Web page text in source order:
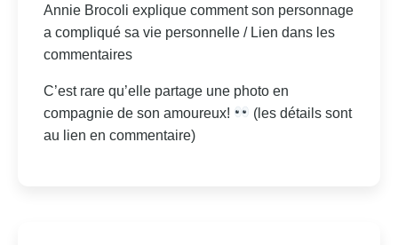
Annie Brocoli explique comment son personnage
a compliqué sa vie personnelle / Lien dans les
commentaires
C’est rare qu’elle partage une photo en
compagnie de son amoureux!
(les détails sont
au lien en commentaire)